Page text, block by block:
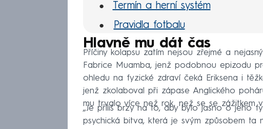
Termín a herní systém
Pravidla fotbalu
Hlavně mu dát čas
Příčiny kolapsu zatím nejsou zřejmé a
Fabrice Muamba, jenž podobnou epizodu
ohledu na fyzické zdraví čeká Eriksena i
jenž zkolaboval při zápase Anglického
mu trvalo více než rok, než se se zážitkem
„Je příliš brzy na to, aby bylo jasno o jeho
psychická bitva, která je svým způsobem ta